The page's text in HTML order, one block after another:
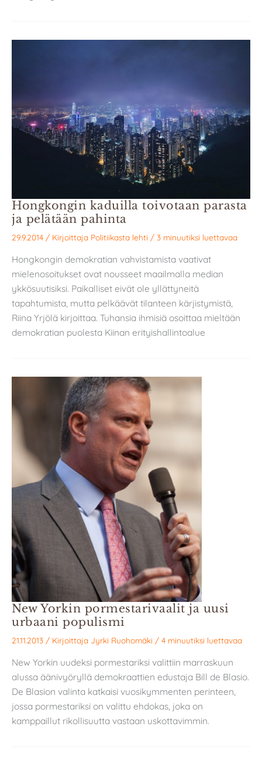
Hongkongin kaduilla toivotaan parasta
ja pelätään pahinta
29.9.2014 / Kirjoittaja Politiikasta lehti / 3 minuutiksi luettavaa
Hongkongin demokratian vahvistamista vaativat
mielenosoitukset ovat nousseet maailmalla median
ykkösuutisiksi. Paikalliset eivät ole yllättyneitä
tapahtumista, mutta pelkäävät tilanteen kärjistymistä,
Riina Yrjölä kirjoittaa. Tuhansia ihmisiä osoittaa mieltään
demokratian puolesta Kiinan erityishallintoalue
New Yorkin pormestarivaalit ja uusi
urbaani populismi
21.11.2013 / Kirjoittaja Jyrki Ruohomäki / 4 minuutiksi luettavaa
New Yorkin uudeksi pormestariksi valittiin marraskuun
alussa äänivyöryllä demokraattien edustaja Bill de Blasio.
De Blasion valinta katkaisi vuosikymmenten perinteen,
jossa pormestariksi on valittu ehdokas, joka on
kamppaillut rikollisuutta vastaan uskottavimmin.